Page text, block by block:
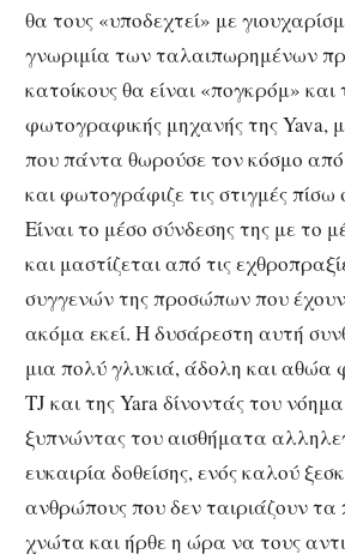
θα τους «υποδεχτεί» με
γνωριμία των ταλαιπωρημένων
κατοίκους θα είναι «πογκρόμ» και
φωτογραφικής μηχανής της Yava,
που πάντα θωρούσε τον κόσμο
και φωτογράφιζε τις στιγμές
Είναι το μέσο σύνδεσης της με το
και μαστίζεται από τις
συγγενών της προσώπων που
ακόμα εκεί. Η δυσάρεστη αυτή
μια πολύ γλυκιά, άδολη και αθώα
TJ και της Yara δίνοντάς του
ξυπνώντας του αισθήματα
ευκαιρία δοθείσης, ενός καλού
ανθρώπους που δεν ταιριάζουν τα
χνώτα και ήρθε η ώρα να τους